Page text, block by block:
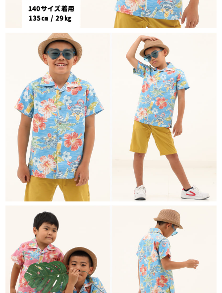
カートに入れる
110cm
¥
カートに入れる
120cm
¥9,240
在庫数1
カートに入れる
130cm
¥9,240
在庫切れ
店舗取り寄せ申請
140cm
¥9,240
在庫切れ
店舗取り寄せ申請
150cm
¥9,790 店舗取り寄せ申請
90cm
¥8,690
在庫数2
カートに入れる